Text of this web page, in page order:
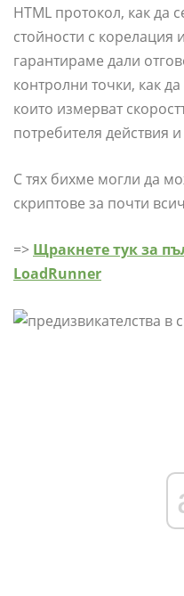
HTML протокол, как да
стойности с корелация
гарантираме дали
контролни точки, как
които измерват
потребителя действия
С тях бихме могли да
скриптове за почти
=> Щракнете тук за
LoadRunner